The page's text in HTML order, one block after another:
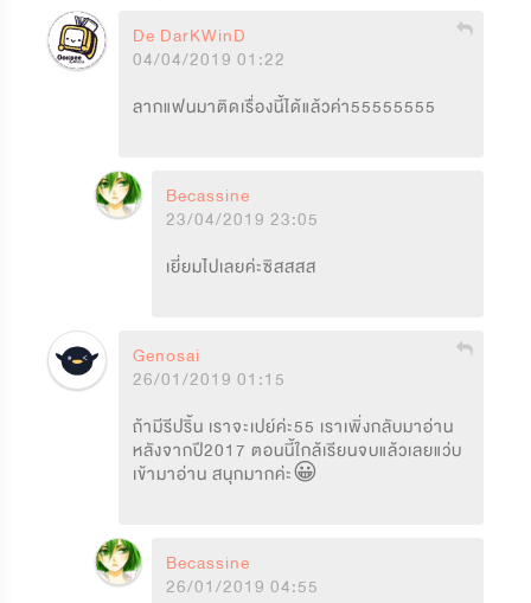
De DarKWinD
04/04/2019 01:22
ลากแฟนมาติดเรื่องนี้ได้แล้วค่า55555555
Becassine
23/04/2019 23:05
เยี่ยมไปเลยค่ะซิสสสส
Genosai
26/01/2019 01:15
ถ้ามีรีปริ้น เราจะเปย์ค่ะ55 เราเพิ่งกลับมาอ่าน
หลังจากปี2017 ตอนนี้ใกล้เรียนจบแล้วเลยแว่บ
เข้ามาอ่าน สนุกมากค่ะ😀
Becassine
26/01/2019 04:55